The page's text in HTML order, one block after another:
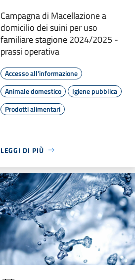
Campagna di Macellazione a
domicilio dei suini per uso
familiare stagione 2024/2025 -
prassi operativa
Accesso all'informazione
Animale domestico
Igiene pubblica
Prodotti alimentari
LEGGI DI PIÙ